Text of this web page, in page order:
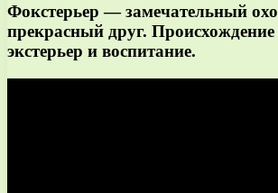
Фокстерьер — замечательный
прекрасный друг.
экстерьер и воспитание.